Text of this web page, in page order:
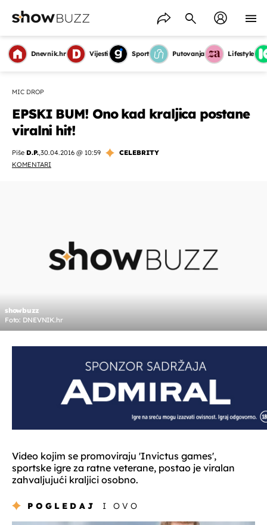
Dnevnik.hr Vijesti Sport Putovanja Lifestyle
MIC DROP
EPSKI BUM! Ono kad kraljica postane
viralni hit!
Piše D.P.,30.04.2016 @ 10:59
CELEBRITY
KOMENTARI
showbuzz
Foto: DNEVNIK.hr
Video kojim se promoviraju 'Invictus games',
sportske igre za ratne veterane, postao je viralan
zahvaljujući kraljici osobno.
POGLEDAJ I OVO